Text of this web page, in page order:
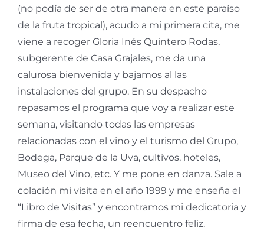
(no podía de ser de otra manera en este paraíso
de la fruta tropical), acudo a mi primera cita, me
viene a recoger Gloria Inés Quintero Rodas,
subgerente de Casa Grajales, me da una
calurosa bienvenida y bajamos al las
instalaciones del grupo. En su despacho
repasamos el programa que voy a realizar este
semana, visitando todas las empresas
relacionadas con el vino y el turismo del Grupo,
Bodega, Parque de la Uva, cultivos, hoteles,
Museo del Vino, etc. Y me pone en danza. Sale a
colación mi visita en el año 1999 y me enseña el
“Libro de Visitas” y encontramos mi dedicatoria y
firma de esa fecha, un reencuentro feliz.